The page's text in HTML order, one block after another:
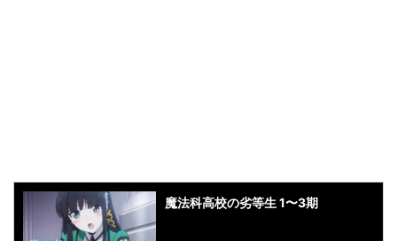
魔法科高校の劣等生 1〜3期